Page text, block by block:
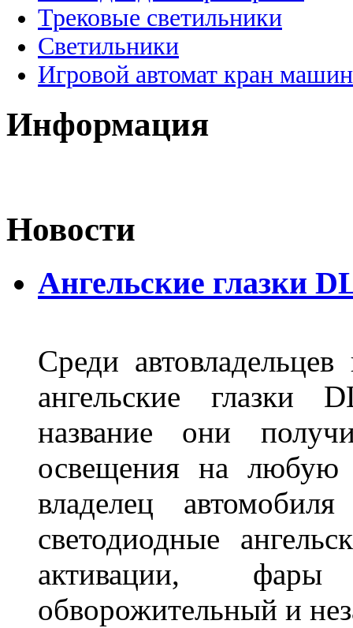
Трековые светильники
Светильники
Игровой автомат кран
Информация
Новости
Ангельские глазки
Среди
ангельские глазки
название они
освещения на любую
владелец
светодиодные
активации, фары
обворожительный и